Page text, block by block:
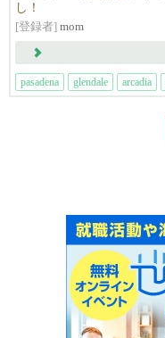
し！
[登録者] mom
pasadena glendale arcadia